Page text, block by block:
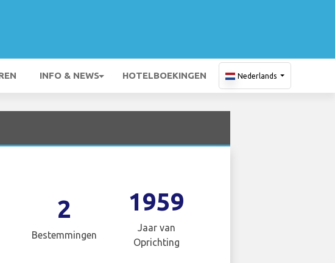
INFO & NEWS HOTELBOEKINGEN Nederlands
2
Bestemmingen
1959
Jaar van
Oprichting